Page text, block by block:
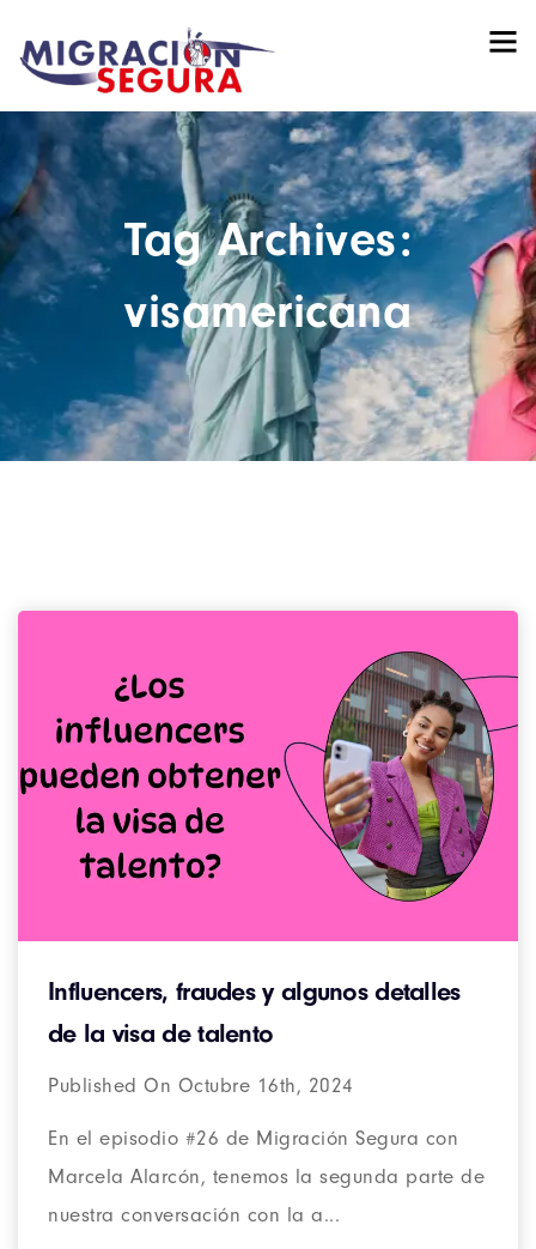
Tag Archives:
visamericana
Influencers, fraudes y algunos detalles
de la visa de talento
Published On Octubre 16th, 2024
En el episodio #26 de Migración Segura con
Marcela Alarcón, tenemos la segunda parte de
nuestra conversación con la a...